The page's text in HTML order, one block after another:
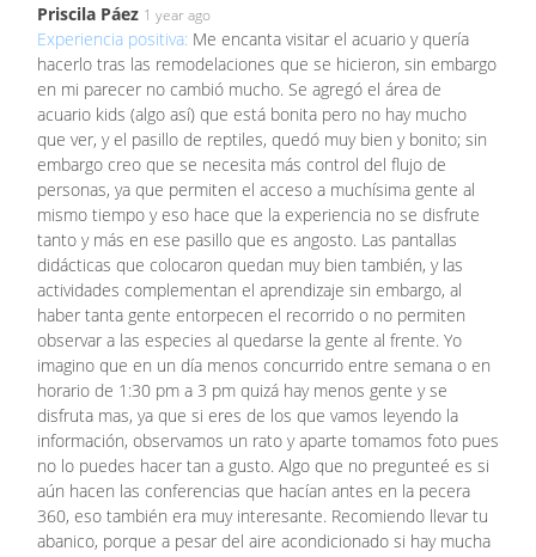
Priscila Páez 1 year ago
Experiencia positiva: Me encanta visitar el acuario y quería
hacerlo tras las remodelaciones que se hicieron, sin embargo
en mi parecer no cambió mucho. Se agregó el área de
acuario kids (algo así) que está bonita pero no hay mucho
que ver, y el pasillo de reptiles, quedó muy bien y bonito; sin
embargo creo que se necesita más control del flujo de
personas, ya que permiten el acceso a muchísima gente al
mismo tiempo y eso hace que la experiencia no se disfrute
tanto y más en ese pasillo que es angosto. Las pantallas
didácticas que colocaron quedan muy bien también, y las
actividades complementan el aprendizaje sin embargo, al
haber tanta gente entorpecen el recorrido o no permiten
observar a las especies al quedarse la gente al frente. Yo
imagino que en un día menos concurrido entre semana o en
horario de 1:30 pm a 3 pm quizá hay menos gente y se
disfruta mas, ya que si eres de los que vamos leyendo la
información, observamos un rato y aparte tomamos foto pues
no lo puedes hacer tan a gusto. Algo que no pregunteé es si
aún hacen las conferencias que hacían antes en la pecera
360, eso también era muy interesante. Recomiendo llevar tu
abanico, porque a pesar del aire acondicionado si hay mucha